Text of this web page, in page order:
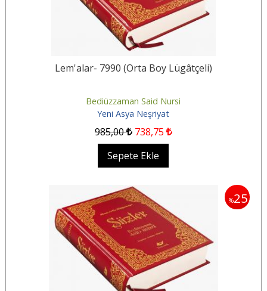
Lem'alar- 7990 (Orta Boy Lügâtçeli)
Bediüzzaman Said Nursi
Yeni Asya Neşriyat
985,00 738,75
Sepete Ekle
%25